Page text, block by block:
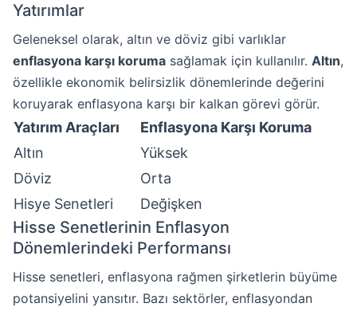
Yatırımlar
Geleneksel olarak, altın ve döviz gibi varlıklar
enflasyona karşı koruma sağlamak için kullanılır. Altın,
özellikle ekonomik belirsizlik dönemlerinde değerini
koruyarak enflasyona karşı bir kalkan görevi görür.
Yatırım Araçları
Enflasyona Karşı Koruma
Altın
Yüksek
Döviz
Orta
Hisye Senetleri
Değişken
Hisse Senetlerinin Enflasyon
Dönemlerindeki Performansı
Hisse senetleri, enflasyona rağmen şirketlerin büyüme
potansiyelini yansıtır. Bazı sektörler, enflasyondan